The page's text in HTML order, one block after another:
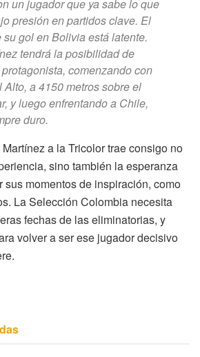
un jugador que ya sabe lo que
presión en partidos clave. El
su gol en Bolivia está latente.
tendrá la posibilidad de
comenzando con
Alto, a 4150 metros sobre el
y luego enfrentando a Chile,
duro.
a la Tricolor trae consigo no
sino también la esperanza
sus momentos de inspiración, como
La Selección Colombia necesita
fechas de las eliminatorias, y
volver a ser ese jugador decisivo